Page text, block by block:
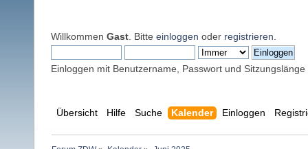
Willkommen Gast . Bitte einloggen oder registrieren
Einloggen mit Benutzername, Passwort und Sitzungslänge
Übersicht Hilfe Suche Kalender Einloggen